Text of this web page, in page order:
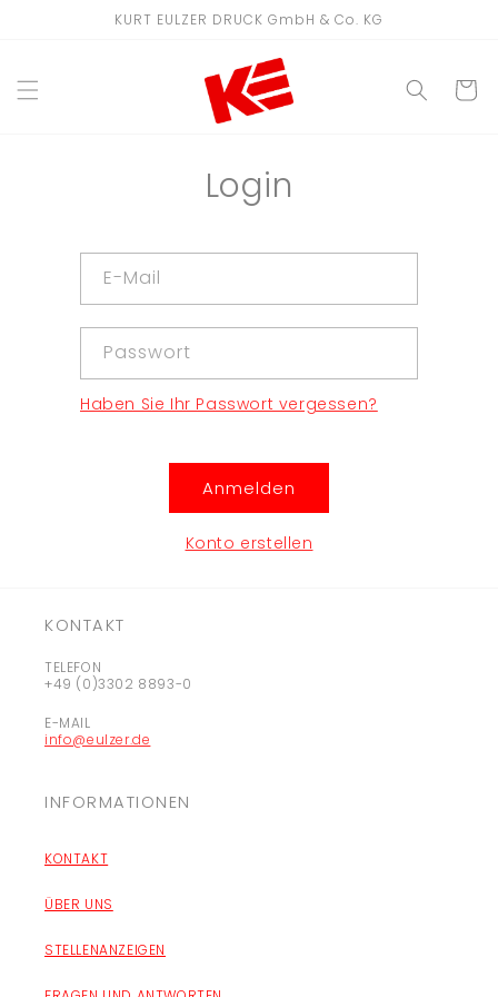
KURT EULZER DRUCK GmbH & Co. KG
Login
E-Mail
Passwort
Haben Sie Ihr Passwort vergessen?
Anmelden
Konto erstellen
KONTAKT
TELEFON
+49 (0)3302 8893-0
E-MAIL
info@eulzer.de
INFORMATIONEN
KONTAKT
ÜBER UNS
STELLENANZEIGEN